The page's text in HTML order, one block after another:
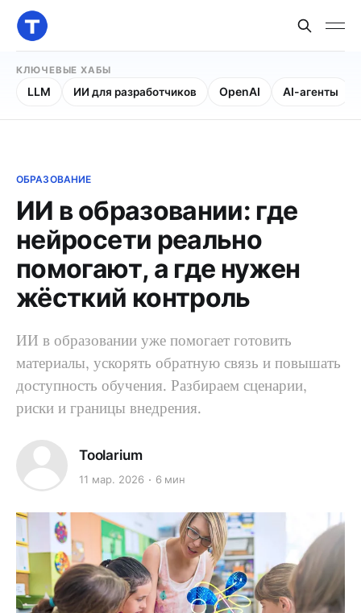
КЛЮЧЕВЫЕ ХАБЫ
LLM ИИ для разработчиков OpenAI AI-агенты
ОБРАЗОВАНИЕ
ИИ в образовании: где
нейросети реально
помогают, а где нужен
жёсткий контроль
ИИ в образовании уже помогает готовить
материалы, ускорять обратную связь и повышать
доступность обучения. Разбираем сценарии,
риски и границы внедрения.
Toolarium
11 мар. 2026 6 мин